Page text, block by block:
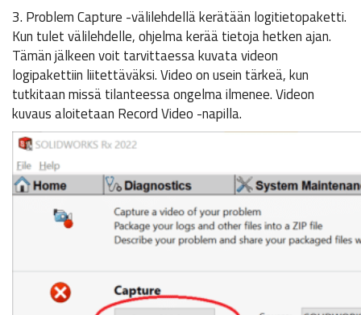
3. Problem Capture -välilehdellä kerätään logitietopaketti.
Kun tulet välilehdelle, ohjelma kerää tietoja hetken ajan.
Tämän jälkeen voit tarvittaessa kuvata videon
logipakettiin liitettäväksi. Video on usein tärkeä, kun
tutkitaan missä tilanteessa ongelma ilmenee. Videon
kuvaus aloitetaan Record Video -napilla.